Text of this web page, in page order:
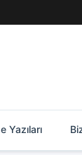
Yazıları